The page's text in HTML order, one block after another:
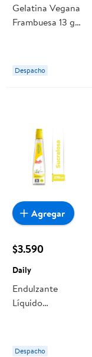
Gelatina Vegana
Frambuesa 13 g
Despacho
$3.590
Daily
Endulzante
Líquido
Despacho
Agregar